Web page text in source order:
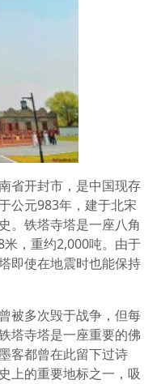
省开封市，是中国现存
公元983年，建于北宋
。铁塔寺塔是一座八角
，重约2,000吨。由于
即使在地震时也能保持
被多次毁于战争，但每
塔寺塔是一座重要的佛
客都曾在此留下过诗
上的重要地标之一，吸